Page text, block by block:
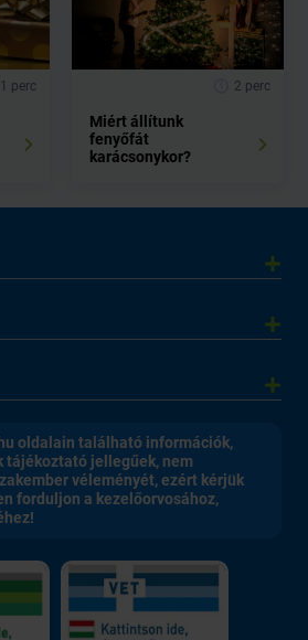
1 perc 2 perc
Miért állítunk
fenyőfát
karácsonykor?
oldalain található információk,
tájékoztató jellegűek, nem
véleményét, ezért kérjük
forduljon a kezelőorvosához,